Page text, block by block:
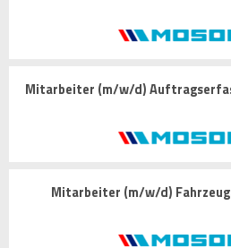
Mitarbeiter (m/w/d)
Mitarbeiter (m/w/d)